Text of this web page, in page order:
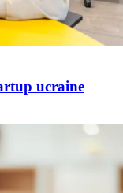
ucraine